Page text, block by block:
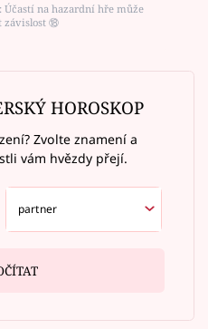
na hazardní hře může
závislost ⑱
HOROSKOP
Zvolte znamení a
vám hvězdy přejí.